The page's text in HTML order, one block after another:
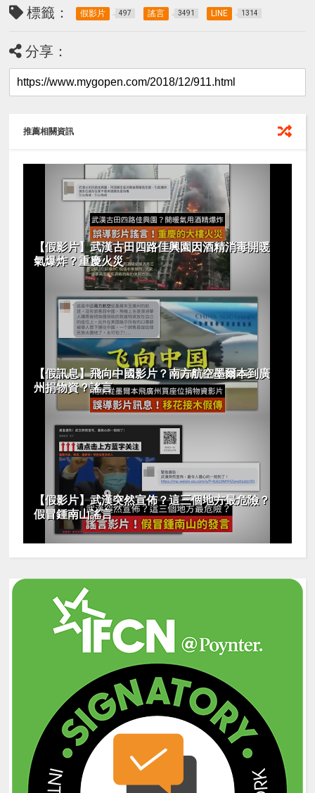
標籤： 假影片 497 謠言 3491 LINE 1314
分享：
推薦相關資訊
【假影片】武漢古田四路佳興園因酒精消毒開暖
氣爆炸？重慶火災
【假訊息】飛向中國影片？南方航空墨爾本到廣
州捐物資？謠言
【假影片】武漢突然宣佈？這三個地方最危險？
假冒鍾南山謠言